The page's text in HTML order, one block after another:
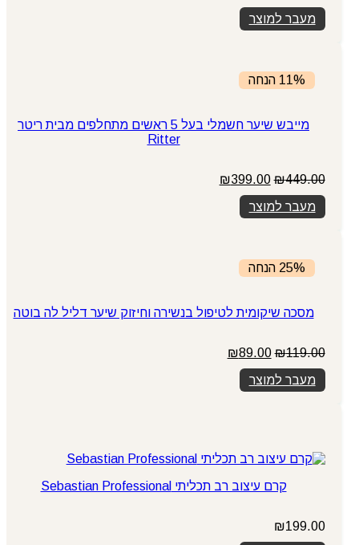
המקורי
היה:
₪199.00.
מעבר למוצר
11% הנחה
מייבש שיער חשמלי בעל 5 ראשים מתחלפים מבית ריטר
Ritter
₪449.00
המחיר
המקורי
היה:
₪449.00.
₪399.00
מעבר למוצר
25% הנחה
מסכה שיקומית לטיפול בנשירה וחיזוק שיער דליל לה בוטה
₪119.00
המחיר
המקורי
היה:
₪119.00.
₪89.00
מעבר למוצר
קרם עיצוב רב תכליתי Sebastian Professional
₪199.00